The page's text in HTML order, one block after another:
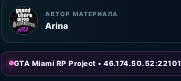
АВТОР МАТЕРИАЛА
Arina
GTA Miami RP Project • 46.174.50.52:22101